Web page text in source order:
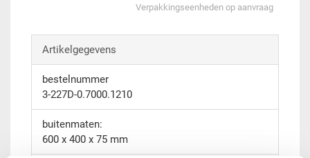
Verpakkingseenheden op aanvraag
Artikelgegevens
bestelnummer
3-227D-0.7000.1210
buitenmaten:
600 x 400 x 75 mm